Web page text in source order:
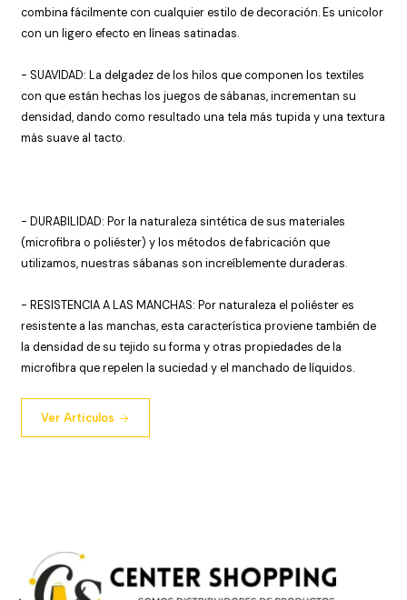
combina fácilmente con cualquier estilo de decoración. Es unicolor
con un ligero efecto en líneas satinadas.
- SUAVIDAD: La delgadez de los hilos que componen los textiles
con que están hechas los juegos de sábanas, incrementan su
densidad, dando como resultado una tela más tupida y una textura
más suave al tacto.
- DURABILIDAD: Por la naturaleza sintética de sus materiales
(microfibra o poliéster) y los métodos de fabricación que
utilizamos, nuestras sábanas son increíblemente duraderas.
- RESISTENCIA A LAS MANCHAS: Por naturaleza el poliéster es
resistente a las manchas, esta característica proviene también de
la densidad de su tejido su forma y otras propiedades de la
microfibra que repelen la suciedad y el manchado de líquidos.
Ver Articulos